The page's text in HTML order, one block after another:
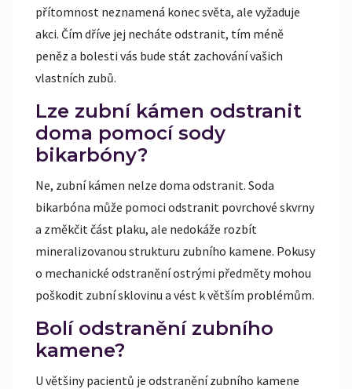
přítomnost neznamená konec světa, ale vyžaduje
akci. Čím dříve jej necháte odstranit, tím méně
peněz a bolesti vás bude stát zachování vašich
vlastních zubů.
Lze zubní kámen odstranit
doma pomocí sody
bikarbóny?
Ne, zubní kámen nelze doma odstranit. Soda
bikarbóna může pomoci odstranit povrchové skvrny
a změkčit část plaku, ale nedokáže rozbít
mineralizovanou strukturu zubního kamene. Pokusy
o mechanické odstranění ostrými předměty mohou
poškodit zubní sklovinu a vést k větším problémům.
Bolí odstranění zubního
kamene?
U většiny pacientů je odstranění zubního kamene